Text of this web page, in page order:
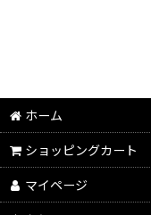
ホーム
ショッピングカート
マイページ